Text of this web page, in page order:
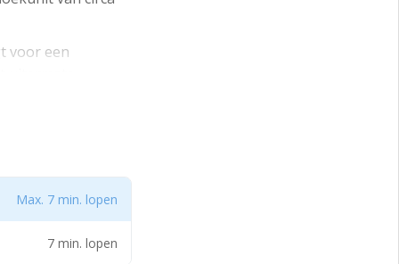
zeker
voor een
netwerk.
uitstraling.
maakt voor
Max. 7 min. lopen
7 min. lopen